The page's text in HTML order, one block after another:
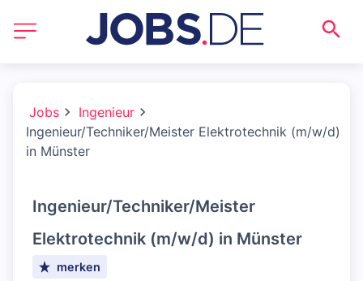
Jobs
Ingenieur
Ingenieur/Techniker/Meister Elektrotechnik (m/w/d)
in Münster
Ingenieur/Techniker/Meister
Elektrotechnik (m/w/d) in Münster
merken